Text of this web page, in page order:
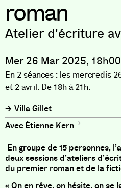
roman
Atelier d'écriture
Mer 26 Mar 2025, 18h00
En 2 séances : les mercredis
et 2 avril. De 18h à 21h.
Villa Gillet
Étienne Kern
En groupe de 15 personnes,
deux sessions d’ateliers
du premier roman et de la